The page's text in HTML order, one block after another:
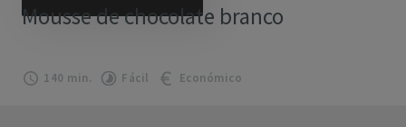
Mousse de chocolate branco
140 min. Fácil Económico